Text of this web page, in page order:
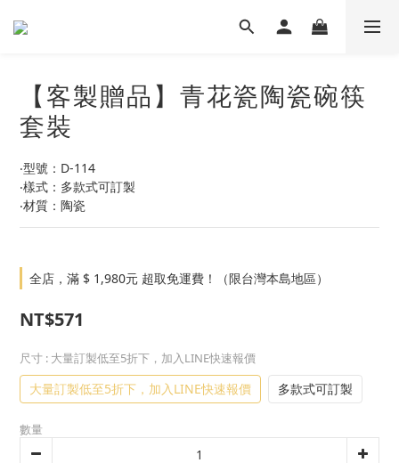
【客製贈品】青花瓷陶瓷碗筷
套裝
‧型號：D-114
‧樣式：多款式可訂製
‧材質：陶瓷
全店，滿 $ 1,980元 超取免運費！（限台灣本島地區）
NT$571
尺寸 : 大量訂製低至5折下，加入LINE快速報價
大量訂製低至5折下，加入LINE快速報價 多款式可訂製
數量